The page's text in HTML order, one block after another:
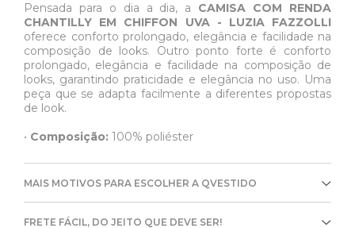
Pensada para o dia a dia, a CAMISA COM RENDA
CHANTILLY EM CHIFFON UVA - LUZIA FAZZOLLI
oferece conforto prolongado, elegância e facilidade na
composição de looks. Outro ponto forte é conforto
prolongado, elegância e facilidade na composição de
looks, garantindo praticidade e elegância no uso. Uma
peça que se adapta facilmente a diferentes propostas
de look.
• Composição: 100% poliéster
MAIS MOTIVOS PARA ESCOLHER A QVESTIDO
FRETE FÁCIL, DO JEITO QUE DEVE SER!